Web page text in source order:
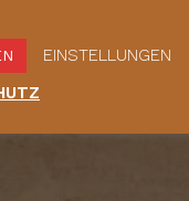
EINSTELLUNGEN